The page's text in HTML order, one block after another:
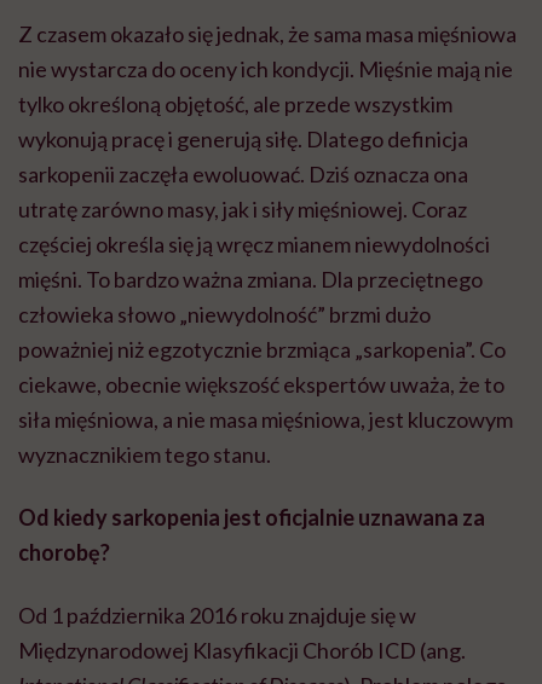
Z czasem okazało się jednak, że sama masa mięśniowa
nie wystarcza do oceny ich kondycji. Mięśnie mają nie
tylko określoną objętość, ale przede wszystkim
wykonują pracę i generują siłę. Dlatego definicja
sarkopenii zaczęła ewoluować. Dziś oznacza ona
utratę zarówno masy, jak i siły mięśniowej. Coraz
częściej określa się ją wręcz mianem niewydolności
mięśni. To bardzo ważna zmiana. Dla przeciętnego
człowieka słowo „niewydolność” brzmi dużo
poważniej niż egzotycznie brzmiąca „sarkopenia”. Co
ciekawe, obecnie większość ekspertów uważa, że to
siła mięśniowa, a nie masa mięśniowa, jest kluczowym
wyznacznikiem tego stanu.
Od kiedy sarkopenia jest oficjalnie uznawana za
chorobę?
Od 1 października 2016 roku znajduje się w
Międzynarodowej Klasyfikacji Chorób ICD (ang.